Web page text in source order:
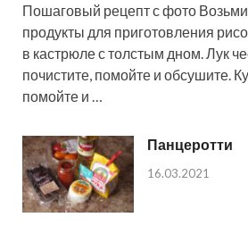
Пошаговый рецепт с фото
продукты для приготовления
в кастрюле с толстым дном. Лук
почистите, помойте и обсушите.
помойте и …
Панцеротти
16.03.2021